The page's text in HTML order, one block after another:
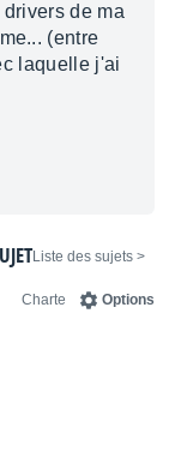
de ma
(entre
laquelle j'ai
< Liste des sujets
Options
Charte